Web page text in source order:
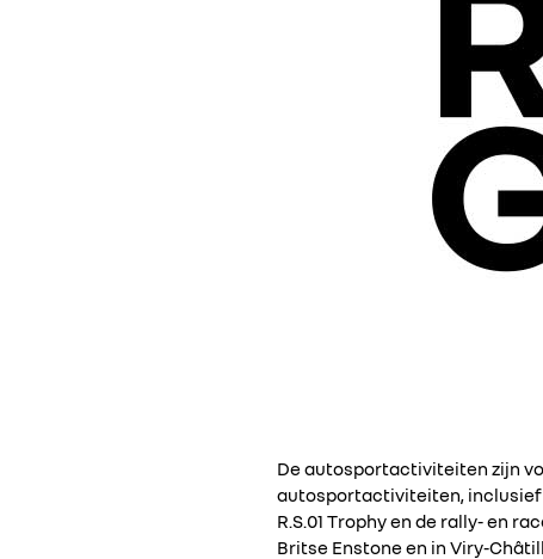
De autosportactiviteiten zijn
autosportactiviteiten, inclusief
R.S.01 Trophy en de rally- en
Britse Enstone en in Viry-